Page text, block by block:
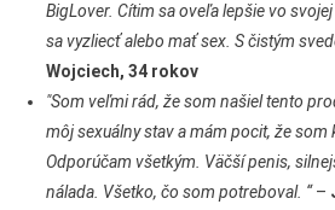
BigLover. Cítim sa oveľa lepšie vo
sa vyzliecť alebo mať sex. S čistým
Wojciech, 34 rokov
"Som veľmi rád, že som našiel tento
môj sexuálny stav a mám pocit, že som
Odporúčam všetkým. Väčší penis,
nálada. Všetko, čo som potreboval. “–